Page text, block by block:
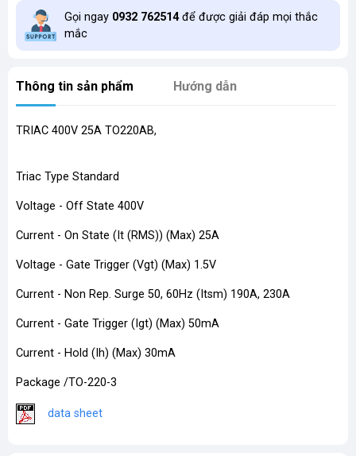
Gọi ngay 0932 762514để được giải đáp mọi thắc
mắc
Thông tin sản phẩm Hướng dẫn
TRIAC 400V 25A TO220AB,
Triac Type Standard
Voltage - Off State 400V
Current - On State (It (RMS)) (Max) 25A
Voltage - Gate Trigger (Vgt) (Max) 1.5V
Current - Non Rep. Surge 50, 60Hz (Itsm) 190A, 230A
Current - Gate Trigger (Igt) (Max) 50mA
Current - Hold (Ih) (Max) 30mA
Package /TO-220-3
data sheet